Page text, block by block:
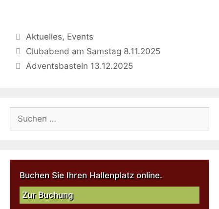
Aktuelles, Events
Clubabend am Samstag 8.11.2025
Adventsbasteln 13.12.2025
Buchen Sie Ihren Hallenplatz online.
Zur Buchung